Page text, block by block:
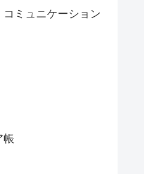
コミュニケーション
帳